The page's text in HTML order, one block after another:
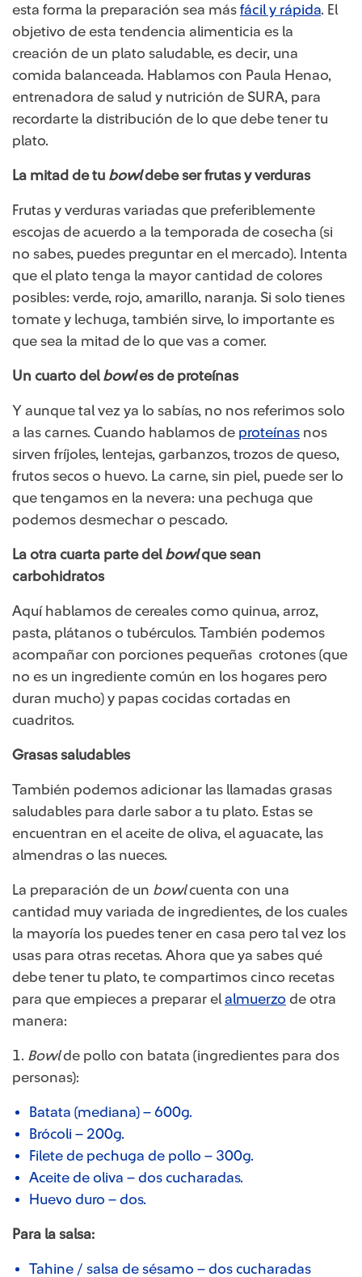
esta forma la preparación sea más fácil y rápida​. El
objetivo de esta tendencia alimenticia es la
creación de un plato saludable, es decir, una
comida balanceada. Hablamos con Paula Henao,
entrenadora de salud y nutrición de SURA, para
recordarte la distribución de lo que debe tener tu
plato.
La mitad de tu bowldebe ser frutas y verduras
Frutas y verduras variadas que preferiblemente
escojas de acuerdo a la temporada de cosecha (si
no sabes, puedes preguntar en el mercado). Intenta
que el plato tenga la mayor cantidad de colores
posibles: verde, rojo, amarillo, naranja. Si solo tienes
tomate y lechuga, también sirve, lo importante es
que sea la mitad de lo que vas a comer.
Un cuarto del bowles de proteínas
Y aunque tal vez ya lo sabías, no nos referimos solo
a las carnes. Cuando hablamos de proteínas​ nos
sirven fríjoles, lentejas, garbanzos, trozos de queso,
frutos secos o huevo. La carne, sin piel, puede ser lo
que tengamos en la nevera: una pechuga que
podemos desmechar o pescado.
La otra cuarta parte del bowlque sean
carbohidratos
Aquí hablamos de cereales como quinua, arroz,
pasta, plátanos o tubérculos. También podemos
acompañar con porciones pequeñas crotones (que
no es un ingrediente común en los hogares pero
duran mucho) y papas cocidas cortadas en
cuadritos.
Grasas saludables
También podemos adicionar las llamadas grasas
saludables para darle sabor a tu plato. Estas se
encuentran en el aceite de oliva, el aguacate, las
almendras o las nueces.
La preparación de un bowlcuenta con una
cantidad muy variada de ingredientes, de los cuales
la mayoría los puedes tener en casa pero tal vez los
usas para otras recetas. Ahora que ya sabes qué
debe tener tu plato, te compartimos cinco recetas
para que empieces a preparar el almuerzo​ de otra
manera:
1. Bowlde pollo con batata (ingredientes para dos
personas):
Batata (mediana) – 600g.
Brócoli – 200g.
Filete de pechuga de pollo – 300g.
Aceite de oliva – dos cucharadas.
Huevo duro – dos.
Para la salsa:
Tahine / salsa de sésamo – dos cucharadas